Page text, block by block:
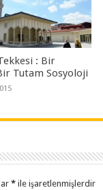
: Bir
Tutam Sosyoloji
*ile işaretlenmişlerdir